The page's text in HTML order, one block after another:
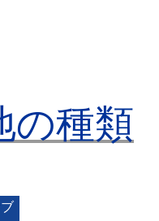
の種類